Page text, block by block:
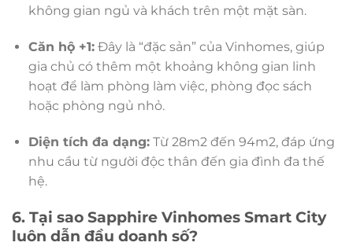
không gian ngủ và khách trên một mặt sàn.
Căn hộ +1:Đây là “đặc sản” của Vinhomes, giúp
gia chủ có thêm một khoảng không gian linh
hoạt để làm phòng làm việc, phòng đọc sách
hoặc phòng ngủ nhỏ.
Diện tích đa dạng:Từ 28m2 đến 94m2, đáp ứng
nhu cầu từ người độc thân đến gia đình đa thế
hệ.
6. Tại sao Sapphire Vinhomes Smart City
luôn dẫn đầu doanh số?